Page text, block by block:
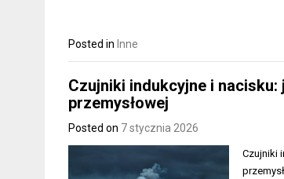
Posted in Inne
Czujniki indukcyjne i nacisku:
przemysłowej
Posted on 7 stycznia 2026
Czujniki